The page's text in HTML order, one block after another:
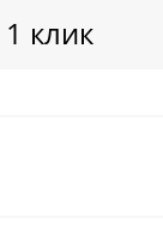
клик